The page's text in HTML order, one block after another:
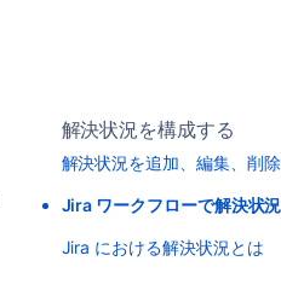
解決状況を構成する
解決状況を追加、編集、削
Jira ワークフローで解決状
Jira における解決状況とは